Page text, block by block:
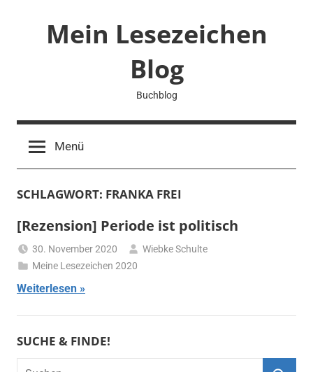
Mein Lesezeichen
Blog
Buchblog
Menü
SCHLAGWORT: FRANKA FREI
[Rezension] Periode ist politisch
30. November 2020
Wiebke Schulte
Meine Lesezeichen 2020
Weiterlesen
SUCHE & FINDE!
Suchen